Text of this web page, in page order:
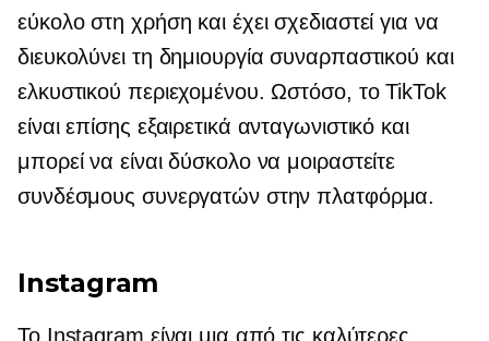
εύκολο στη χρήση και έχει σχεδιαστεί για να
διευκολύνει τη δημιουργία συναρπαστικού και
ελκυστικού περιεχομένου. Ωστόσο, το TikTok
είναι επίσης εξαιρετικά ανταγωνιστικό και
μπορεί να είναι δύσκολο να μοιραστείτε
συνδέσμους συνεργατών στην πλατφόρμα.
Instagram
Το Instagram είναι μια από τις καλύτερες